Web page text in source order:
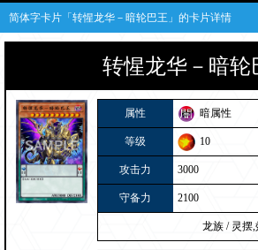
简体字卡片「转惺龙华－暗轮巴王」的卡片详情
转惺龙华－暗轮
属性 暗属性
等级 10
攻击力 3000
守备力 2100
龙族 / 灵摆,